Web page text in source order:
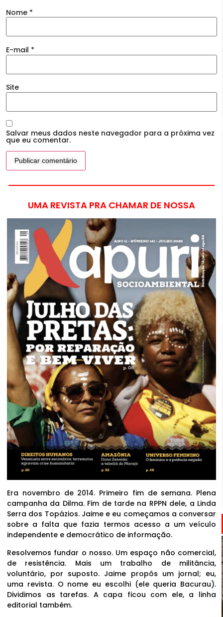
Nome *
E-mail *
Site
Salvar meus dados neste navegador para a próxima vez
que eu comentar.
UMA REVISTA PRA CHAMAR DE NOSSA
Era novembro de 2014. Primeiro fim de semana. Plena
campanha da Dilma. Fim de tarde na RPPN dele, a Linda
Serra dos Topázios. Jaime e eu começamos a conversar
sobre a falta que fazia termos acesso a um veículo
independente e democrático de informação.
Resolvemos fundar o nosso. Um espaço não comercial,
de resistência. Mais um trabalho de militância,
voluntário, por suposto. Jaime propôs um jornal; eu,
uma revista. O nome eu escolhi (ele queria Bacurau).
Dividimos as tarefas. A capa ficou com ele, a linha
editorial também.